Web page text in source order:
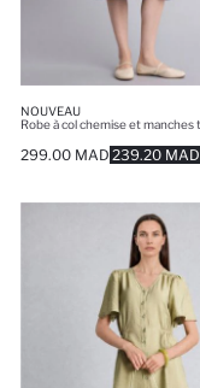
NOUVEAU
239.20 MAD
299.00 MAD